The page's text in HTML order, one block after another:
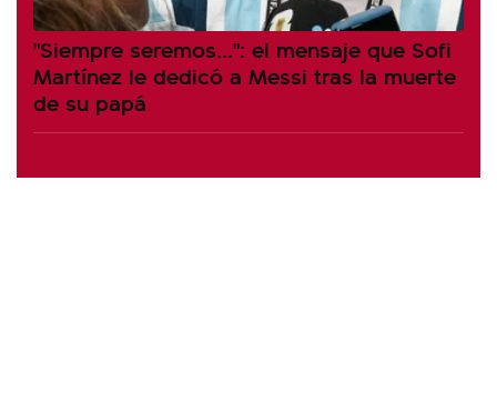
"Siempre seremos...": el mensaje que Sofi
Martínez le dedicó a Messi tras la muerte
de su papá